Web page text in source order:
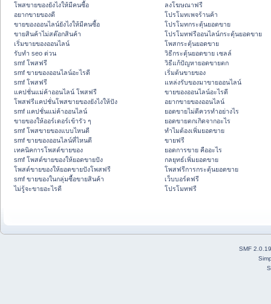
โพสขายของยังไงให้มีคนซื้อ
อยากขายของดี
ขายของออนไลน์ยังไงให้มีคนซื้อ
ขายสินค้าไม่สต๊อกสินค้า
เริ่มขายของออนไลน์
รับทำ seo ด่วน
smf โพสฟรี
smf ขายของออนไลน์อะไรดี
smf โพสฟรี
แคปชั่นแม่ค้าออนไลน์ โพสฟรี
โพสฟรีแคปชั่นโพสขายของยังไงให้ปัง
smf แคปชั่นแม่ค้าออนไลน์
ขายของให้ออร์เดอร์เข้ารัว ๆ
smf โพสขายของแบบไหนดี
smf ขายของออนไลน์ที่ไหนดี
เทคนิคการโพสต์ขายของ
smf โพสต์ขายของให้ยอดขายปัง
โพสต์ขายของให้ยอดขายปังโพสฟรี
smf ขายของในกลุ่มซื้อขายสินค้า
ไม่รู้จะขายอะไรดี
ลงโฆษณาฟรี
โปรโมทเพจร้านค้า
โปรโมทกระตุ้นยอดขาย
โปรโมทฟรีออนไลน์กระตุ้นยอดขาย
โพสกระตุ้นยอดขาย
วิธีกระตุ้นยอดขาย เซลล์
วิธีแก้ปัญหายอดขายตก
เริ่มต้นขายของ
แหล่งรับของมาขายออนไลน์
ขายของออนไลน์อะไรดี
อยากขายของออนไลน์
ยอดขายไม่ดีควรทำอย่างไร
ยอดขายตกเกิดจากอะไร
ทำไมต้องเพิ่มยอดขาย
ขายฟรี
ยอดการขาย คืออะไร
กลยุทธ์เพิ่มยอดขาย
โพสฟรีการกระตุ้นยอดขาย
เว็บบอร์ดฟรี
โปรโมทฟรี
SMF 2.0.19